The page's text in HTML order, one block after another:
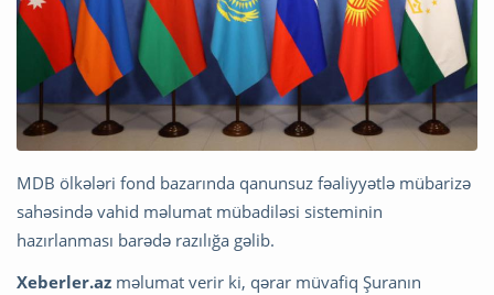
MDB ölkələri fond bazarında qanunsuz fəaliyyətlə mübarizə
sahəsində vahid məlumat mübadiləsi sisteminin
hazırlanması barədə razılığa gəlib.
Xeberler.az məlumat verir ki, qərar müvafiq Şuranın